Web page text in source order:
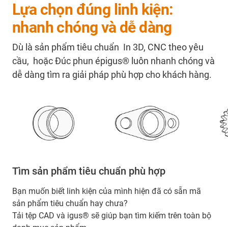
Lựa chọn đúng linh kiện:
nhanh chóng và dễ dàng
Dù là sản phẩm tiêu chuẩn In 3D, CNC theo yêu
cầu, hoặcĐúc phun épigus® luôn nhanh chóng và
dễ dàng tìm ra giải pháp phù hợp cho khách hàng.
Tìm sản phẩm tiêu chuẩn phù hợp
Bạn muốn biết linh kiện của mình hiện đã có sẵn mã
sản phẩm tiêu chuẩn hay chưa?
Tải tệp CAD và igus® sẽ giúp bạn tìm kiếm trên toàn bộ